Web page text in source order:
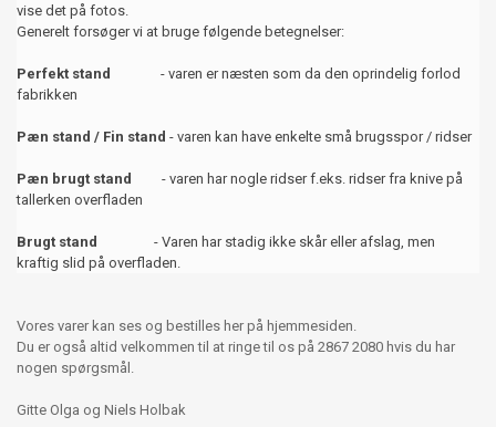
vise det på fotos.
Generelt forsøger vi at bruge følgende betegnelser:
Perfekt stand - varen er næsten som da den oprindelig forlod
fabrikken
Pæn stand / Fin stand - varen kan have enkelte små brugsspor / ridser
Pæn brugt stand
- varen har nogle ridser f.eks. ridser fra knive på
tallerken overfladen
Brugt stand
- Varen har stadig ikke skår eller afslag, men
kraftig slid på overfladen.
Vores varer kan ses og bestilles her på hjemmesiden.
Du er også altid velkommen til at ringe til os på 2867 2080 hvis du har
nogen spørgsmål.
Gitte Olga og Niels Holbak